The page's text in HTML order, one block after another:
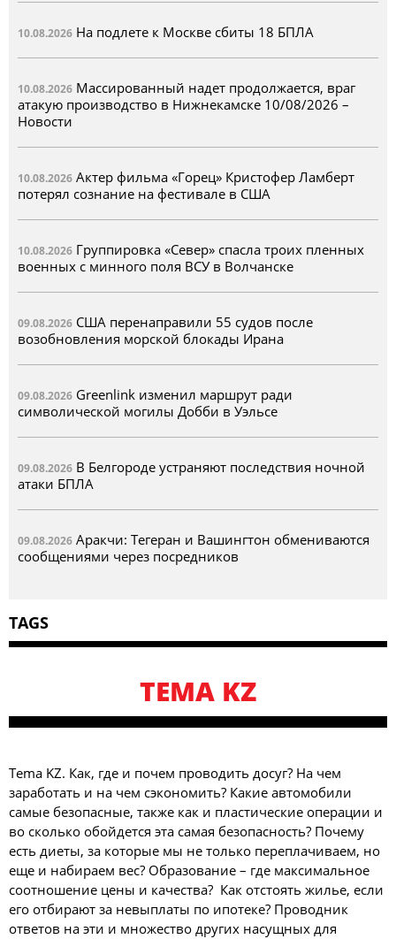
10.08.2026 На подлете к Москве сбиты 18 БПЛА
10.08.2026 Массированный надет продолжается, враг
атакую производство в Нижнекамске 10/08/2026 –
Новости
10.08.2026 Актер фильма «Горец» Кристофер Ламберт
потерял сознание на фестивале в США
10.08.2026 Группировка «Север» спасла троих пленных
военных с минного поля ВСУ в Волчанске
09.08.2026 США перенаправили 55 судов после
возобновления морской блокады Ирана
09.08.2026 Greenlink изменил маршрут ради
символической могилы Добби в Уэльсе
09.08.2026 В Белгороде устраняют последствия ночной
атаки БПЛА
09.08.2026 Аракчи: Тегеран и Вашингтон обмениваются
сообщениями через посредников
TAGS
TEMA KZ
Tema KZ. Как, где и почем проводить досуг? На чем
заработать и на чем сэкономить? Какие автомобили
самые безопасные, также как и пластические операции и
во сколько обойдется эта самая безопасность? Почему
есть диеты, за которые мы не только переплачиваем, но
еще и набираем вес? Образование – где максимальное
соотношение цены и качества? Как отстоять жилье, если
его отбирают за невыплаты по ипотеке? Проводник
ответов на эти и множество других насущных для